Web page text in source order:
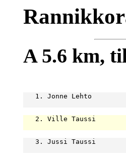
A 5.6 km,
1. Jonne
2. Ville
3. Jussi